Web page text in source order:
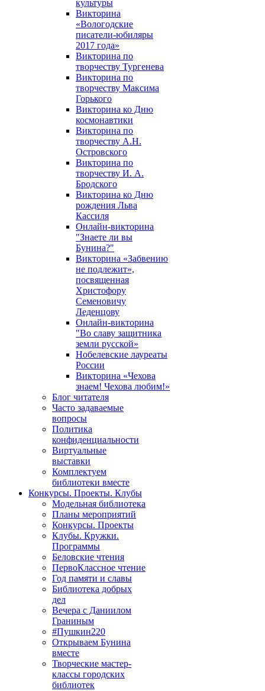
культуры
Викторина
«Вологодские
писатели-юбиляры
2017 года»
Викторина по
творчеству Тургенева
Викторина по
творчеству Максима
Горького
Викторина ко Дню
космонавтики
Викторина по
творчеству А.Н.
Островского
Викторина по
творчеству И. А.
Бродского
Викторина ко Дню
рождения Льва
Кассиля
Онлайн-викторина
"Знаете ли вы
Бунина?"
Викторина «Забвению
не подлежит»,
посвященная
Христофору
Семеновичу
Леденцову
Онлайн-викторина
"Во славу защитника
земли русской»
Нобелевские лауреаты
России
Викторина «Чехова
знаем! Чехова любим!»
Блог читателя
Часто задаваемые
вопросы
Политика
конфиденциальности
Виртуальные
выставки
Комплектуем
библиотеки вместе
Конкурсы. Проекты. Клубы
Модельная библиотека
Планы мероприятий
Конкурсы. Проекты
Клубы. Кружки.
Программы
Беловские чтения
ПервоКлассное чтение
Год памяти и славы
Библиотека добрых
дел
Вечера с Даниилом
Граниным
#Пушкин220
Открываем Бунина
вместе
Творческие мастер-
классы городских
библиотек